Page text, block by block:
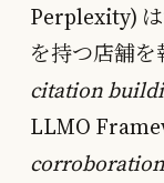
Perplexity)
を持つ店舗を
citation
LLMO